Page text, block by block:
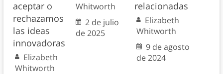
aceptar o
rechazamos
las ideas
innovadoras
Elizabeth
Whitworth
Whitworth
2 de julio
de 2025
relacionadas
Elizabeth
Whitworth
9 de agosto
de 2024